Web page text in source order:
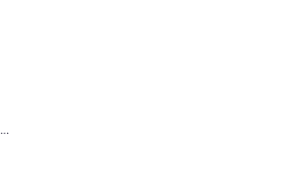
Zuhra: Uzrujam se kad vidim da su političari sebi dali 15 puta veće mirovine nego drugima